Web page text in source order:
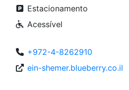
Estacionamento
Acessível
+972-4-8262910
ein-shemer.blueberry.co.il